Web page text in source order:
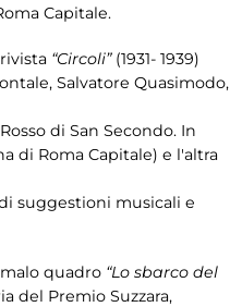
Capitale.
“Circoli”(1931- 1939)
Salvatore Quasimodo,
di San Secondo. In
di Roma Capitale) e l'altra
suggestioni musicali e
quadro “Lo sbarco del
del Premio Suzzara,